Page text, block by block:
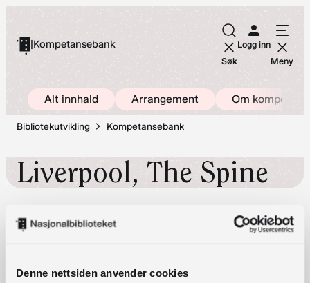
Denne nettsiden anvender cookies
innhold
|Kompetansebank
Søk
Logg inn
Meny
Alt innhald Arrangement Om
Bibliotekutvikling Kompetansebank
Liverpool, The Spine
The Spine, Paddington Village,